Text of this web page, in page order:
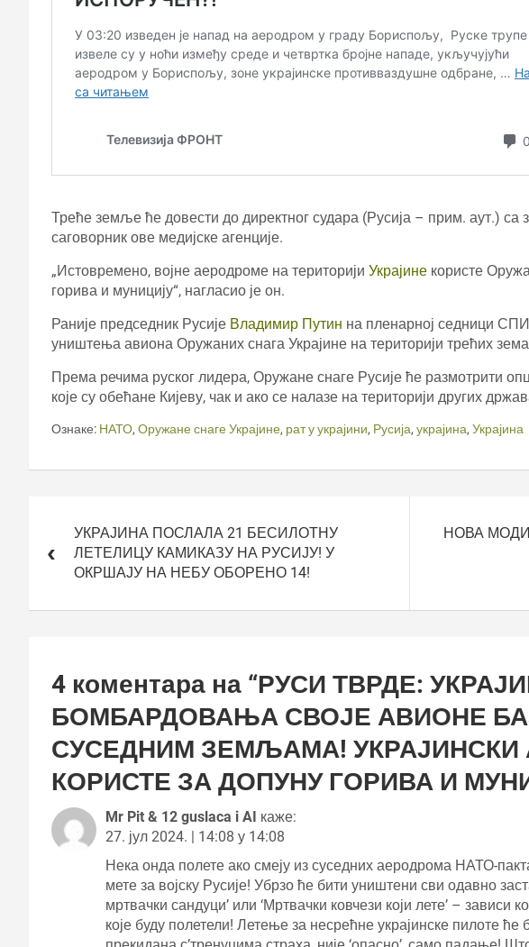
Треће земље ће довести до директног судара (Русија – прим. аут.)
саговорник ове медијске агенције.
„Истовремено, војне аеродроме на територији Украјине користе
горива и муницију“, нагласио је он.
Раније председник Русије Владимир Путин на пленарној седници
уништења авиона Оружаних снага Украјине на територији трећих
Према речима руског лидера, Оружане снаге Русије ће размотрити
које су обећане Кијеву, чак и ако се налазе на територији других
Ознаке: НАТО, Оружане снаге Украјине, рат у украјини, Русија, украјина, Украјина
чланкаУКРАЈИНА ПОСЛАЛА 21 БЕСИЛОТНУ
ЛЕТЕЛИЦУ КАМИКАЗУ НА РУСИЈУ! У
ОКРШАЈУ НА НЕБУ ОБОРЕНО 14!
НОВА
4 коментара на “РУСИ ТВРДЕ:
БОМБАРДОВАЊА СВОЈЕ АВИОНЕ
СУСЕДНИМ ЗЕМЉАМА!
КОРИСТЕ ЗА ДОПУНУ ГОРИВА И
Mr Pit & 12 guslaca i AI каже:
27. јул 2024. | 14:08 у 14:08
Нека онда полете ако смеју из суседних аеродрома НАТО-
мете за војску Русије! Убрзо ће бити уништени сви одавно
мртвачки сандуци’ или ‘Мртвачки ковчези који лете’ – зависи
које буду полетели! Летење за несрећне украјинске пилоте ће